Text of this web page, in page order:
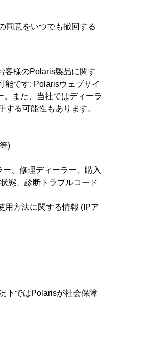
同意をいつでも撤回する
客様のPolaris製品に関す
能です: Polarisウェブサイ
。また、当社ではディーラ
る可能性もあります。
)
、修理ディーラー、購入
態、診断トラブルコード
用方法に関する情報 (IPア
下ではPolarisが社会保障